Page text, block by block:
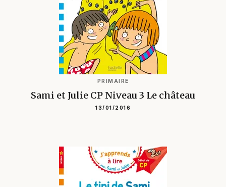
PRIMAIRE
Sami et Julie CP Niveau 3 Le château
13/01/2016